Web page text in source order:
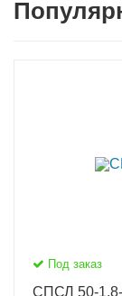
Под заказ
СПСЛ 50-1,8-